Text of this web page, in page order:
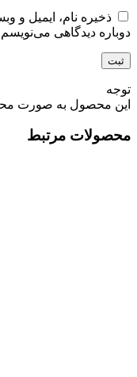
ذخیره نام، ایمیل و
دوباره دیدگاهی
توجه
این محصول به صورت
محصولات مرتبط